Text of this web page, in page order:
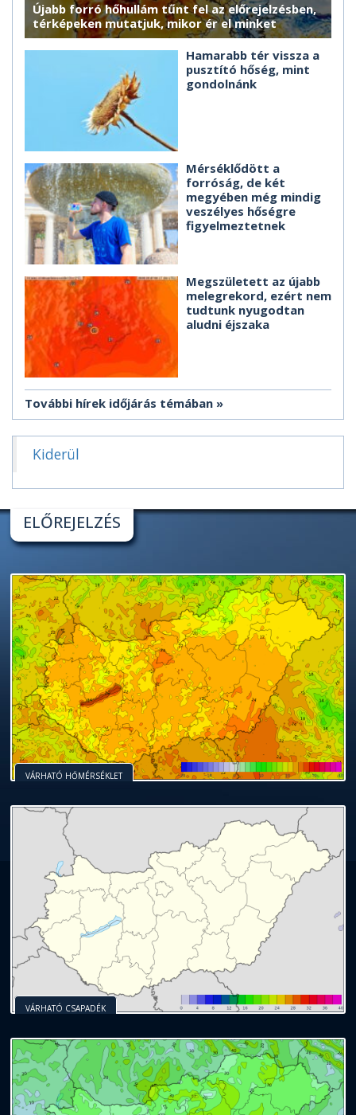
Újabb forró hőhullám tűnt fel az előrejelzésben,
térképeken mutatjuk, mikor ér el minket
Hamarabb tér vissza a
pusztító hőség, mint
gondolnánk
Mérséklődött a
forróság, de két
megyében még mindig
veszélyes hőségre
figyelmeztetnek
Megszületett az újabb
melegrekord, ezért nem
tudtunk nyugodtan
aludni éjszaka
További hírek időjárás témában
Kiderül
ELŐREJELZÉS
VÁRHATÓ HŐMÉRSÉKLET
VÁRHATÓ CSAPADÉK